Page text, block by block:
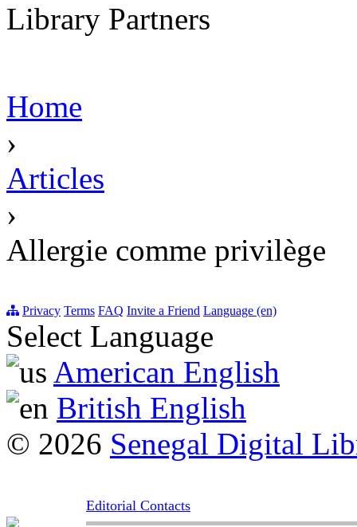
Library Partners
Home
›
Articles
›
Allergie comme privilège
Privacy Terms FAQ Invite a Friend Language (en)
Select Language
American English
British English
© 2026 Senegal Digital
Editorial Contacts